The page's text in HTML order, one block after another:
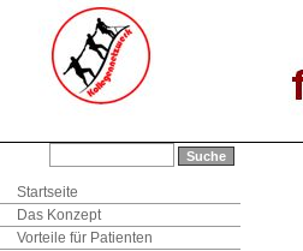
Startseite
Das Konzept
Vorteile für Patienten